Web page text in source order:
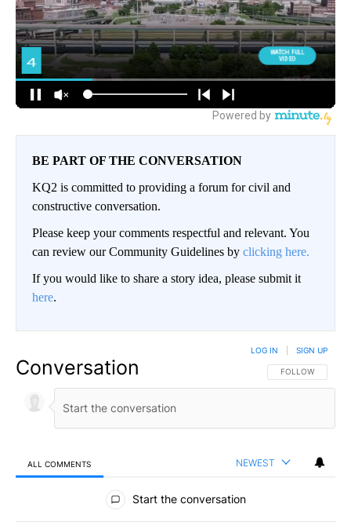
BE PART OF THE CONVERSATION
KQ2 is committed to providing a forum for civil and
constructive conversation.
Please keep your comments respectful and relevant. You
can review our Community Guidelines by clicking here.
If you would like to share a story idea, please submit it
here.
Conversation FOLLOW THIS
FOLLOW
LOG IN SIGN UP
ALL COMMENTS NEWEST
All Comments
Start the conversation